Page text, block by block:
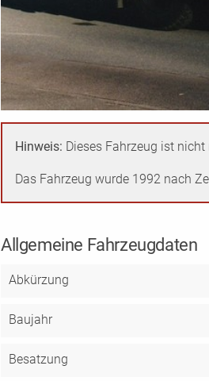
Hinweis: Dieses Fahrzeug ist
Das Fahrzeug wurde 1992 nach
Allgemeine Fahrzeugdaten
Abkürzung
Baujahr
Besatzung